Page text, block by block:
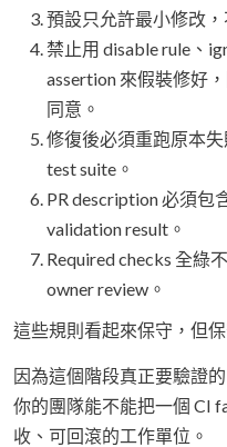
預設只允許最小修改，
禁止用 disable rule、
assertion 來假裝修好
同意。
修復後必須重跑原本
test suite。
PR description 必須包
validation result。
Required checks 全綠
owner review。
這些規則看起來保守，但
因為這個階段真正要驗證
你的團隊能不能把一個 CI
收、可回滾的工作單位。